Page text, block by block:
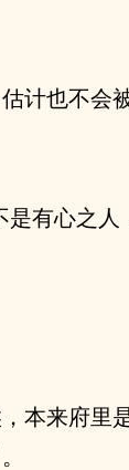
计也不会
是有心之人
本来府里